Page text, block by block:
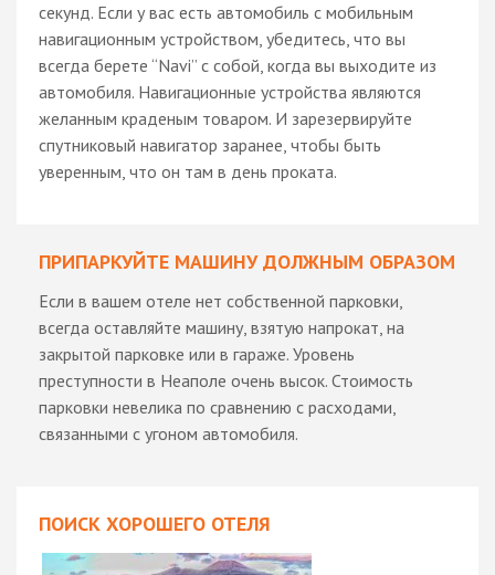
секунд. Если у вас есть автомобиль с мобильным
навигационным устройством, убедитесь, что вы
всегда берете “Navi” с собой, когда вы выходите из
автомобиля. Навигационные устройства являются
желанным краденым товаром. И зарезервируйте
спутниковый навигатор заранее, чтобы быть
уверенным, что он там в день проката.
ПРИПАРКУЙТЕ МАШИНУ ДОЛЖНЫМ ОБРАЗОМ
Если в вашем отеле нет собственной парковки,
всегда оставляйте машину, взятую напрокат, на
закрытой парковке или в гараже. Уровень
преступности в Неаполе очень высок. Стоимость
парковки невелика по сравнению с расходами,
связанными с угоном автомобиля.
ПОИСК ХОРОШЕГО ОТЕЛЯ